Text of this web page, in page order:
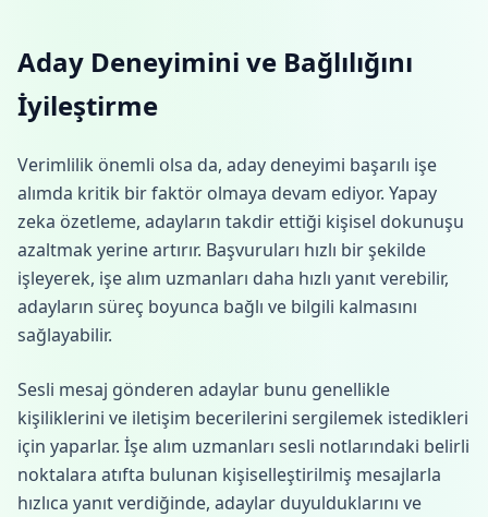
Aday Deneyimini ve Bağlılığını
İyileştirme
Verimlilik önemli olsa da, aday deneyimi başarılı işe
alımda kritik bir faktör olmaya devam ediyor. Yapay
zeka özetleme, adayların takdir ettiği kişisel dokunuşu
azaltmak yerine artırır. Başvuruları hızlı bir şekilde
işleyerek, işe alım uzmanları daha hızlı yanıt verebilir,
adayların süreç boyunca bağlı ve bilgili kalmasını
sağlayabilir.
Sesli mesaj gönderen adaylar bunu genellikle
kişiliklerini ve iletişim becerilerini sergilemek istedikleri
için yaparlar. İşe alım uzmanları sesli notlarındaki belirli
noktalara atıfta bulunan kişiselleştirilmiş mesajlarla
hızlıca yanıt verdiğinde, adaylar duyulduklarını ve